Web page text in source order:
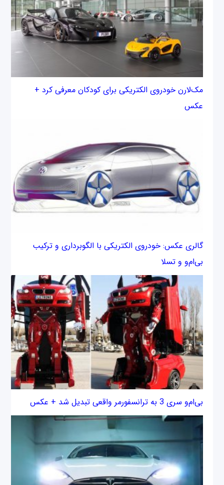
مک‌لارن خودروی الکتریکی برای کودکان معرفی کرد +
عکس
گالری عکس: خودروی الکتریکی با الگوبرداری و ترکیب
بی‌ام‌و و تسلا
بی‌ام‌و سری 3 به ترانسفورمر واقعی تبدیل شد + عکس